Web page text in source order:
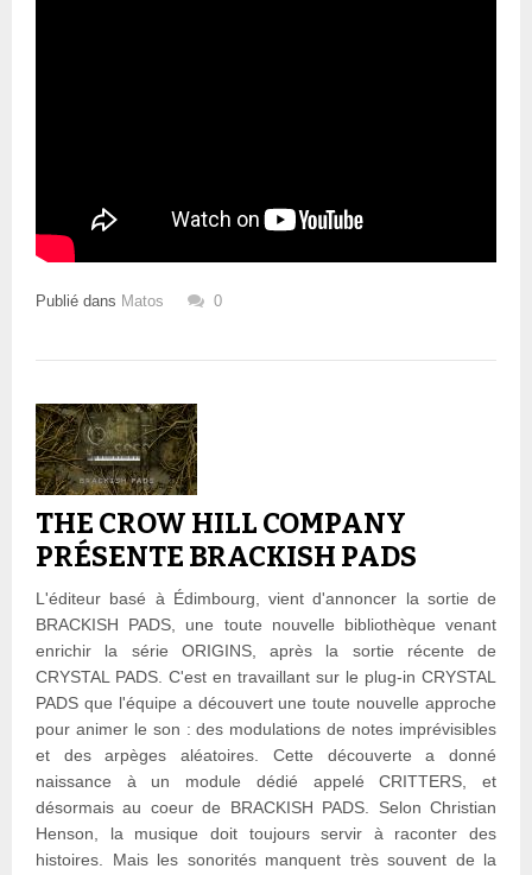
Publié dans Matos 0
THE CROW HILL COMPANY
PRÉSENTE BRACKISH PADS
L'éditeur basé à Édimbourg, vient d'annoncer la sortie de
BRACKISH PADS, une toute nouvelle bibliothèque venant
enrichir la série ORIGINS, après la sortie récente de
CRYSTAL PADS. C'est en travaillant sur le plug-in CRYSTAL
PADS que l'équipe a découvert une toute nouvelle approche
pour animer le son : des modulations de notes imprévisibles
et des arpèges aléatoires. Cette découverte a donné
naissance à un module dédié appelé CRITTERS, et
désormais au coeur de BRACKISH PADS. Selon Christian
Henson, la musique doit toujours servir à raconter des
histoires. Mais les sonorités manquent très souvent de la